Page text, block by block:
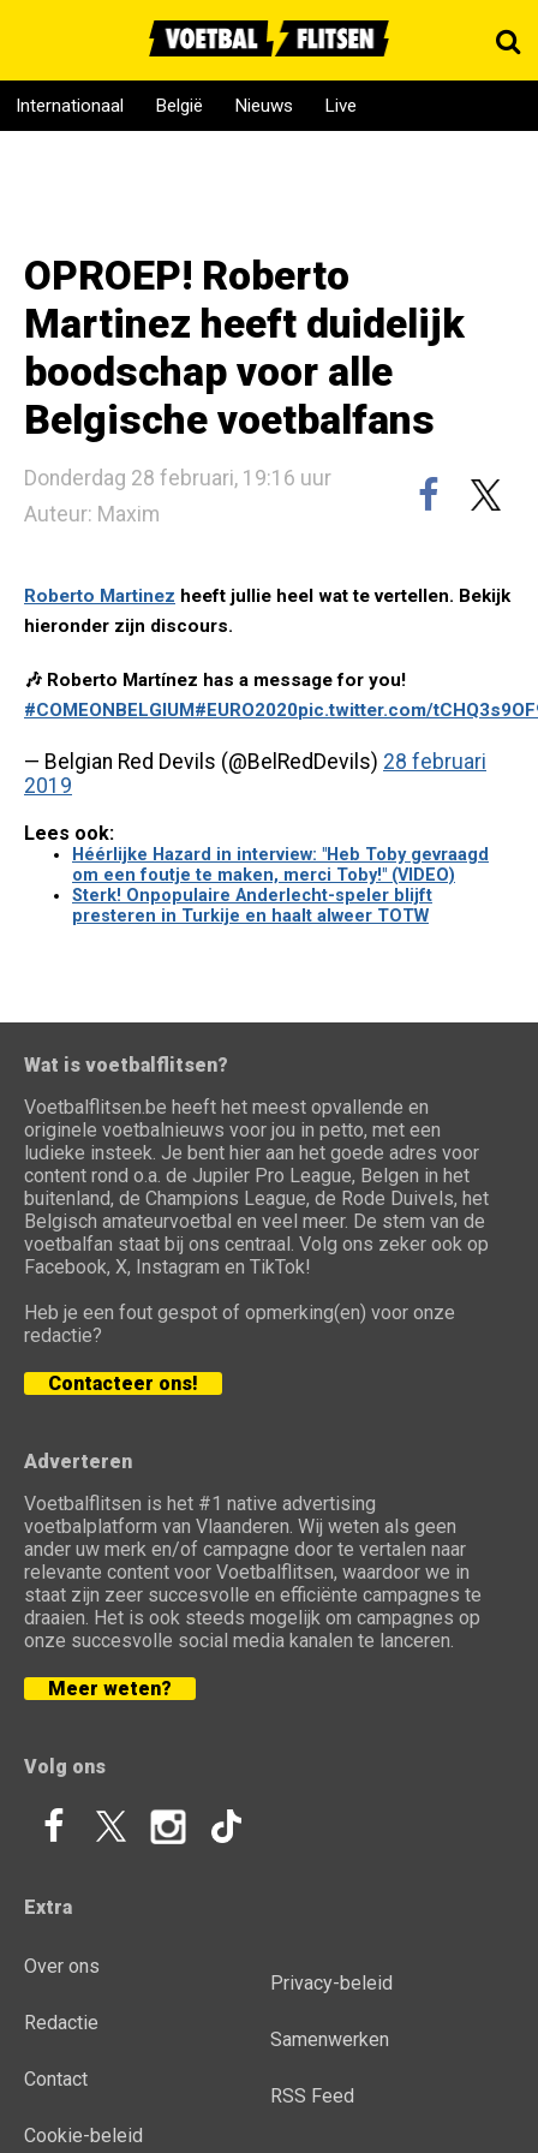
Internationaal België Nieuws Live
OPROEP! Roberto
Martinez heeft duidelijk
boodschap voor alle
Belgische voetbalfans
Donderdag 28 februari, 19:16 uur
Auteur: Maxim
Roberto Martinez heeft jullie heel wat te vertellen. Bekijk
hieronder zijn discours.
🎶 Roberto Martínez has a message for you!
#COMEONBELGIUM#EURO2020pic.twitter.com/
— Belgian Red Devils (@BelRedDevils) 28 februari
2019
Lees ook:
Héérlijke Hazard in interview: "Heb Toby gevraagd
om een foutje te maken, merci Toby!" (VIDEO)
Sterk! Onpopulaire Anderlecht-speler blijft
presteren in Turkije en haalt alweer TOTW
Wat is voetbalflitsen?
Voetbalflitsen.be heeft het meest opvallende en
originele voetbalnieuws voor jou in petto, met een
ludieke insteek. Je bent hier aan het goede adres voor
content rond o.a. de Jupiler Pro League, Belgen in het
buitenland, de Champions League, de Rode Duivels, het
Belgisch amateurvoetbal en veel meer. De stem van de
voetbalfan staat bij ons centraal. Volg ons zeker ook op
Facebook, X, Instagram en TikTok!
Heb je een fout gespot of opmerking(en) voor onze
redactie?
Contacteer ons!
Adverteren
Voetbalflitsen is het #1 native advertising
voetbalplatform van Vlaanderen. Wij weten als geen
ander uw merk en/of campagne door te vertalen naar
relevante content voor Voetbalflitsen, waardoor we in
staat zijn zeer succesvolle en efficiënte campagnes te
draaien. Het is ook steeds mogelijk om campagnes op
onze succesvolle social media kanalen te lanceren.
Meer weten?
Volg ons
Extra
Over ons
Redactie
Contact
Cookie-beleid
Privacy-beleid
Samenwerken
RSS Feed